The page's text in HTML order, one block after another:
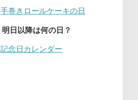
手巻きロールケーキの日
明日以降は何の日？
記念日カレンダー